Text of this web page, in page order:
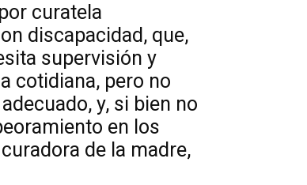
curatela
discapacidad, que,
supervisión y
cotidiana, pero no
y, si bien no
en los
de la madre,